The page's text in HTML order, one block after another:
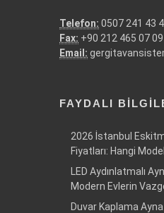
Telefon: 0507 241 43
Fax: +90 212 465 07 09
Email:
FAYDALI
2026 İstanbul
Fiyatları: Hangi
LED Aydınlatmalı
Modern Evlerin
Duvar Kaplama